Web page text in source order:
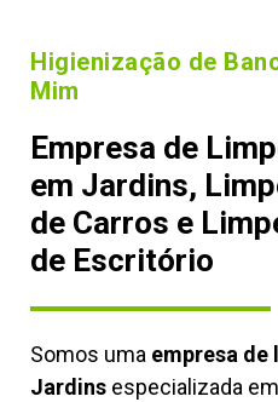
Higienização de
Mim
Empresa de
em Jardins,
de Carros e
de Escritório
Somos uma empresa de
Jardins especializada em